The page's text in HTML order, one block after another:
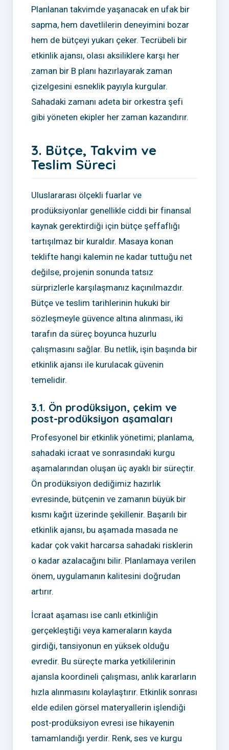
Planlanan takvimde yaşanacak en ufak bir
sapma, hem davetlilerin deneyimini bozar
hem de bütçeyi yukarı çeker. Tecrübeli bir
etkinlik ajansı, olası aksiliklere karşı her
zaman bir B planı hazırlayarak zaman
çizelgesini esneklik payıyla kurgular.
Sahadaki zamanı adeta bir orkestra şefi
gibi yöneten ekipler her zaman kazandırır.
3. Bütçe, Takvim ve
Teslim Süreci
Uluslararası ölçekli fuarlar ve
prodüksiyonlar genellikle ciddi bir finansal
kaynak gerektirdiği için bütçe şeffaflığı
tartışılmaz bir kuraldır. Masaya konan
teklifte hangi kalemin ne kadar tuttuğu net
değilse, projenin sonunda tatsız
sürprizlerle karşılaşmanız kaçınılmazdır.
Bütçe ve teslim tarihlerinin hukuki bir
sözleşmeyle güvence altına alınması, iki
tarafın da süreç boyunca huzurlu
çalışmasını sağlar. Bu netlik, işin başında bir
etkinlik ajansı ile kurulacak güvenin
temelidir.
3.1. Ön prodüksiyon, çekim ve
post-prodüksiyon aşamaları
Profesyonel bir etkinlik yönetimi; planlama,
sahadaki icraat ve sonrasındaki kurgu
aşamalarından oluşan üç ayaklı bir süreçtir.
Ön prodüksiyon dediğimiz hazırlık
evresinde, bütçenin ve zamanın büyük bir
kısmı kağıt üzerinde şekillenir. Başarılı bir
etkinlik ajansı, bu aşamada masada ne
kadar çok vakit harcarsa sahadaki risklerin
o kadar azalacağını bilir. Planlamaya verilen
önem, uygulamanın kalitesini doğrudan
artırır.
İcraat aşaması ise canlı etkinliğin
gerçekleştiği veya kameraların kayda
girdiği, tansiyonun en yüksek olduğu
evredir. Bu süreçte marka yetkililerinin
ajansla koordineli çalışması, anlık kararların
hızla alınmasını kolaylaştırır. Etkinlik sonrası
elde edilen görsel materyallerin işlendiği
post-prodüksiyon evresi ise hikayenin
tamamlandığı yerdir. Renk, ses ve kurgu